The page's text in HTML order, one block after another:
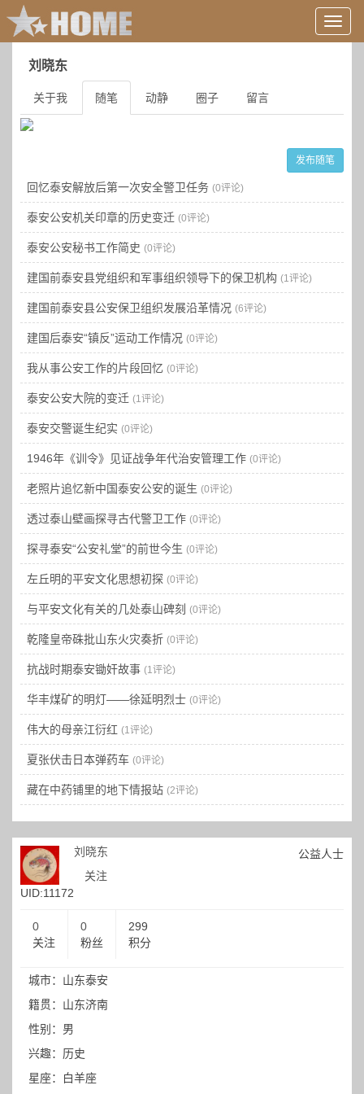
用
户
刘晓东
关于我 随笔 动静 圈子 留言
发布随笔
回忆泰安解放后第一次安全警卫任务 (0评论)
泰安公安机关印章的历史变迁 (0评论)
泰安公安秘书工作简史 (0评论)
建国前泰安县党组织和军事组织领导下的保卫机构 (1评论)
建国前泰安县公安保卫组织发展沿革情况 (6评论)
建国后泰安“镇反”运动工作情况 (0评论)
我从事公安工作的片段回忆 (0评论)
泰安公安大院的变迁 (1评论)
泰安交警诞生纪实 (0评论)
1946年《训令》见证战争年代治安管理工作 (0评论)
老照片追忆新中国泰安公安的诞生 (0评论)
透过泰山壁画探寻古代警卫工作 (0评论)
探寻泰安“公安礼堂”的前世今生 (0评论)
左丘明的平安文化思想初探 (0评论)
与平安文化有关的几处泰山碑刻 (0评论)
乾隆皇帝硃批山东火灾奏折 (0评论)
抗战时期泰安锄奸故事 (1评论)
华丰煤矿的明灯——徐延明烈士 (0评论)
伟大的母亲江衍红 (1评论)
夏张伏击日本弹药车 (0评论)
藏在中药铺里的地下情报站 (2评论)
UID:11172
刘晓东
关注
公益人士
0
关注
0
粉丝
299
积分
城市：山东泰安
籍贯：山东济南
性别：男
兴趣：历史
星座：白羊座